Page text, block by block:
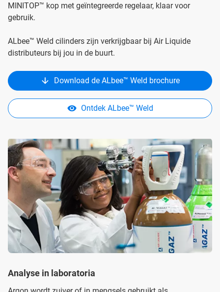
MINITOP™ kop met geïntegreerde regelaar, klaar voor
gebruik.
ALbee™ Weld cilinders zijn verkrijgbaar bij Air Liquide
distributeurs bij jou in de buurt.
Download de ALbee™ Weld brochure
Ontdek ALbee™ Weld
Analyse in laboratoria